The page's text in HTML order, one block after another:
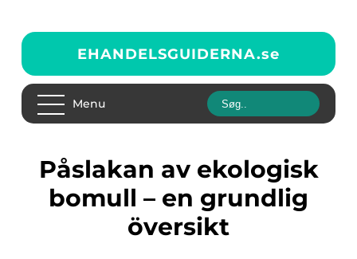
EHANDELSGUIDERNA.se
Menu
Påslakan av ekologisk
bomull – en grundlig
översikt